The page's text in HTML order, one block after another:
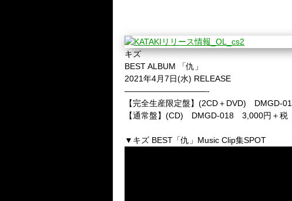
キズ
BEST ALBUM 「仇」
2021年4月7日(水) RELEASE
——————————-
【完全生産限定盤】(2CD＋DVD) DMGD-
【通常盤】(CD) DMGD-018 3,000円＋税
▼キズ BEST 「仇」 Music Clip集SPOT